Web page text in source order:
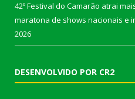
42º Festival do Camarão atrai
maratona de shows nacionais e
2026
DESENVOLVIDO POR CR2